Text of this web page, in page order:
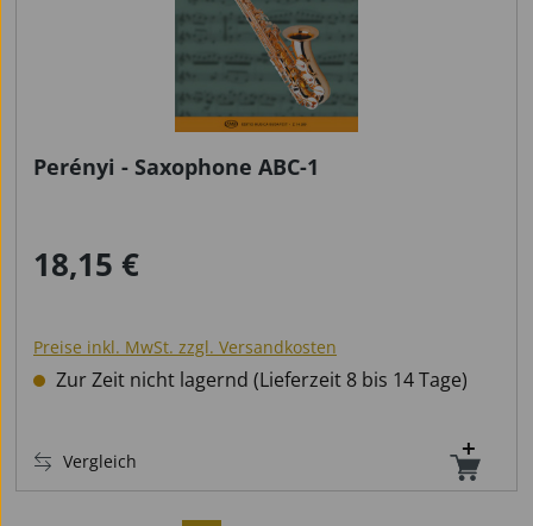
Perényi - Saxophone ABC-1
Regulärer Preis:
18,15 €
Preise inkl. MwSt. zzgl. Versandkosten
Zur Zeit nicht lagernd (Lieferzeit 8 bis 14 Tage)
Vergleich